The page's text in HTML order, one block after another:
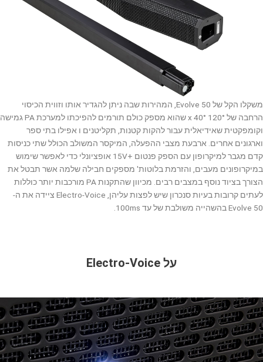
משקלו הקל של Evolve 50, המהירות שבה ניתן להגדיר אותו וזווית הכיסוי
הרחבה של 120° x 40° שהוא מספק כולם תורמים להפיכתו למערכת PA גמישה
וקומפקטית שאידיאלית עבור להקות קטנות, תקליטנים ו אפילו בתי ספר
וארגונים אחרים. ארבעת מצבי ההפעלה, המיקסר המשולב הכולל שתי כניסות
קדם מגבר למיקרופון עם הספק פנטום +15V אופציונלי כדי לאפשר שימוש
במיקרופונים מעבים, והזרמת בלוטות' מספקים חבילה שלמה אשר תבטל את
הצורך בציוד נוסף במצבים רבים. מכיוון שהתקנות PA מורכבות יותר כוללות
לעתים קרובות בעיות סנכרון שיש לפצות עליהן, Electro-Voice ציידה את ה-
Evolve 50 בהשהייה משולבת של עד 100ms.
על Electro-Voice